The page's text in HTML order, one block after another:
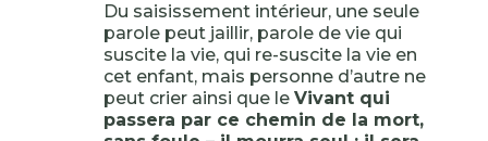
Du saisissement intérieur, une seule
parole peut jaillir, parole de vie qui
suscite la vie, qui re-suscite la vie en
cet enfant, mais personne d’autre ne
peut crier ainsi que le Vivant qui
passera par ce chemin de la mort,